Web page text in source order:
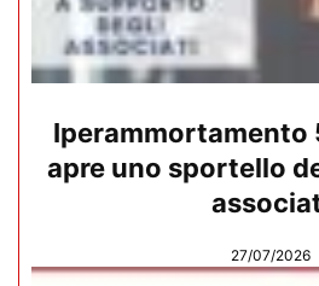
Iperammortamento
apre uno sportello
27/07/2026